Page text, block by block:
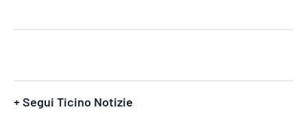
+ Segui Ticino Notizie